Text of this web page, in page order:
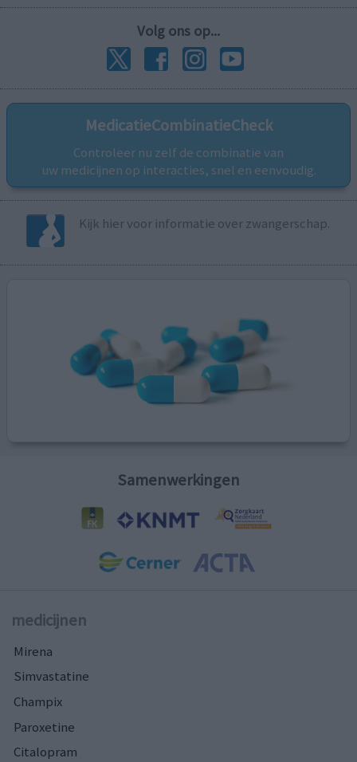
Volg ons op...
MedicatieCombinatieCheck
Controleer nu zelf de combinatie van
uw medicijnen op interacties, snel en eenvoudig.
Kijk hier voor informatie over zwangerschap.
Samenwerkingen
medicijnen
Mirena
Simvastatine
Champix
Paroxetine
Citalopram